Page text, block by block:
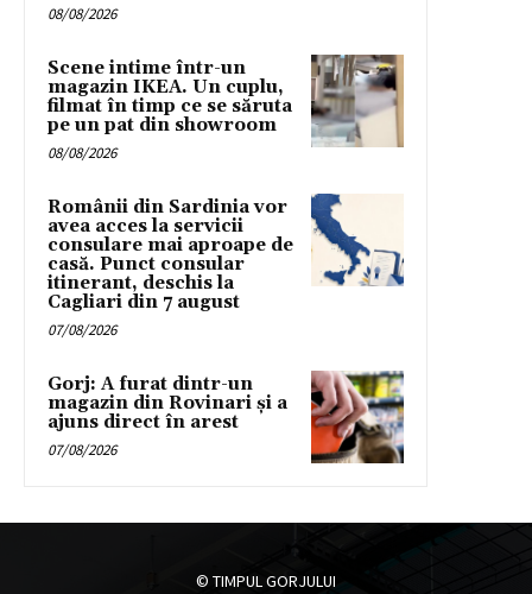
08/08/2026
Scene intime într-un
magazin IKEA. Un cuplu,
filmat în timp ce se săruta
pe un pat din showroom
08/08/2026
Românii din Sardinia vor
avea acces la servicii
consulare mai aproape de
casă. Punct consular
itinerant, deschis la
Cagliari din 7 august
07/08/2026
Gorj: A furat dintr-un
magazin din Rovinari și a
ajuns direct în arest
07/08/2026
© TIMPUL GORJULUI